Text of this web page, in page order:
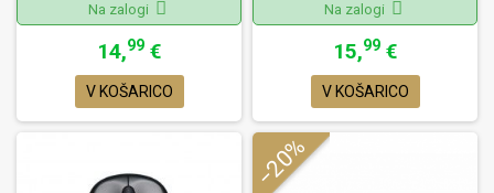
Na zalogi
14,99 €
V KOŠARICO
Na zalogi
15,99 €
V KOŠARICO
−20%